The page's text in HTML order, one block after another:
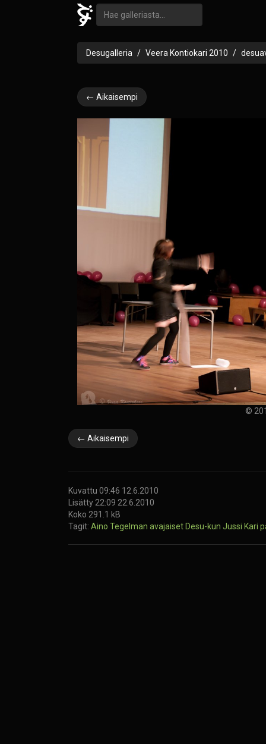
Desugalleria Veera Kontiokari 2010
← Aikaisempi
©
← Aikaisempi
Kuvattu 09:46 12.6.2010
Lisätty 22:09 22.6.2010
Koko 291.1 kB
Tagit: Aino Tegelman avajaiset Desu-kun Jussi Kari